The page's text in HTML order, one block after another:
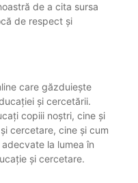
de a cita sursa
de respect și
care găzduiește
și cercetării.
copiii noștri, cine și
cercetare, cine și cum
la lumea în
și cercetare.